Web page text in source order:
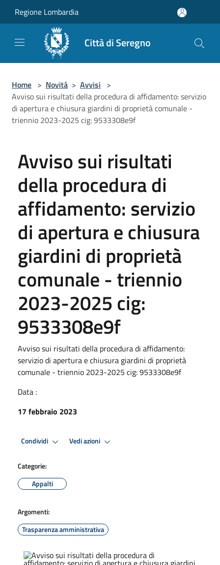
Regione Lombardia
Città di Seregno
Home > Novità > Avvisi >
Avviso sui risultati della procedura di affidamento: servizio
di apertura e chiusura giardini di proprietà comunale -
triennio 2023-2025 cig: 9533308e9f
Avviso sui risultati
della procedura di
affidamento: servizio
di apertura e chiusura
giardini di proprietà
comunale - triennio
2023-2025 cig:
9533308e9f
Avviso sui risultati della procedura di affidamento:
servizio di apertura e chiusura giardini di proprietà
comunale - triennio 2023-2025 cig: 9533308e9f
Data :
17 febbraio 2023
Condividi Vedi azioni
Categorie:
Appalti
Argomenti:
Trasparenza amministrativa